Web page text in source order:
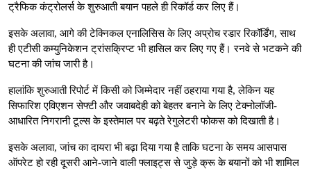
ट्रैफिक कंट्रोलर्स के शुरुआती बयान पहले ही रिकॉर्ड कर लिए हैं।
इसके अलावा, आगे की टेक्निकल एनालिसिस के लिए अप्रोच रडार रिकॉर्डिंग, साथ
ही एटीसी कम्युनिकेशन ट्रांसक्रिप्ट भी हासिल कर लिए गए हैं। रनवे से भटकने की
घटना की जांच जारी है।
हालांकि शुरुआती रिपोर्ट में किसी को जिम्मेदार नहीं ठहराया गया है, लेकिन यह
सिफारिश एविएशन सेफ्टी और जवाबदेही को बेहतर बनाने के लिए टेक्नोलॉजी-
आधारित निगरानी टूल्स के इस्तेमाल पर बढ़ते रेगुलेटरी फोकस को दिखाती है।
इसके अलावा, जांच का दायरा भी बढ़ा दिया गया है ताकि घटना के समय आसपास
ऑपरेट हो रही दूसरी आने-जाने वाली फ्लाइट्स से जुड़े क्रू के बयानों को भी शामिल